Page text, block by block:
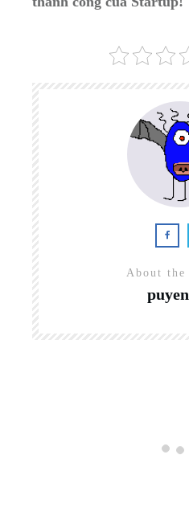
About the